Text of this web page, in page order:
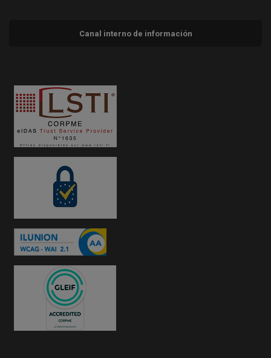
Canal interno de información